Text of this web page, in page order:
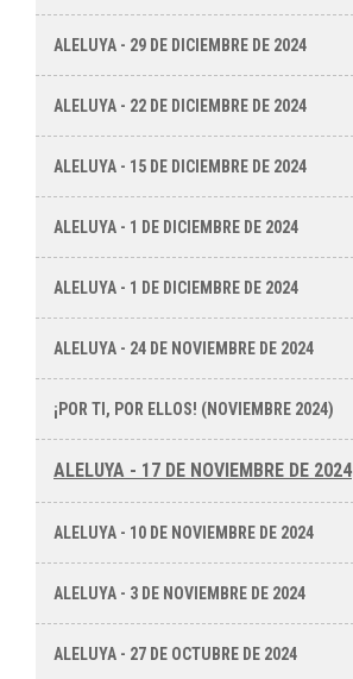
ALELUYA - 29 DE DICIEMBRE DE 2024
ALELUYA - 22 DE DICIEMBRE DE 2024
ALELUYA - 15 DE DICIEMBRE DE 2024
ALELUYA - 1 DE DICIEMBRE DE 2024
ALELUYA - 1 DE DICIEMBRE DE 2024
ALELUYA - 24 DE NOVIEMBRE DE 2024
¡POR TI, POR ELLOS! (NOVIEMBRE 2024)
ALELUYA - 17 DE NOVIEMBRE DE 2024
ALELUYA - 10 DE NOVIEMBRE DE 2024
ALELUYA - 3 DE NOVIEMBRE DE 2024
ALELUYA - 27 DE OCTUBRE DE 2024